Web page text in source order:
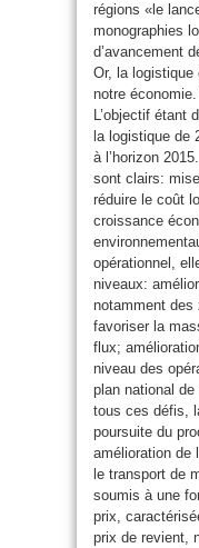
régions «le
monographies
d’avancement
Or, la logistique
notre
L’objectif étant
la logistique de
à l’horizon
sont clairs:
réduire le coût
croissance
opérationnel,
niveaux:
notamment des
favoriser la
flux;
niveau des
plan national
tous ces défis,
poursuite du
amélioration de
le transport de
soumis à une
prix,
prix de revient,